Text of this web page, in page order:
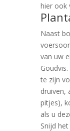
hier ook
Naast
van uw
te zijn
druiven,
pitjes),
als u
Snijd